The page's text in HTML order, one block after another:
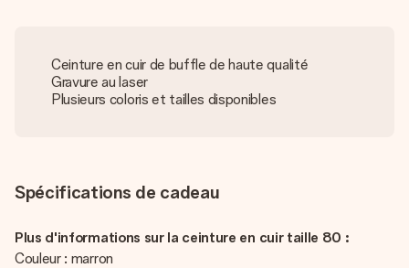
Ceinture en cuir de buffle de haute qualité
Gravure au laser
Plusieurs coloris et tailles disponibles
Spécifications de cadeau
Plus d'informations sur la ceinture en cuir taille 80 :
Couleur : marron